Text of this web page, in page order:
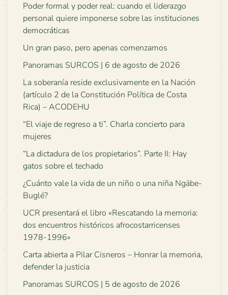
Poder formal y poder real: cuando el liderazgo
personal quiere imponerse sobre las instituciones
democráticas
Un gran paso, pero apenas comenzamos
Panoramas SURCOS | 6 de agosto de 2026
La soberanía reside exclusivamente en la Nación
(artículo 2 de la Constitución Política de Costa
Rica) – ACODEHU
“El viaje de regreso a ti”. Charla concierto para
mujeres
“La dictadura de los propietarios”. Parte II: Hay
gatos sobre el techado
¿Cuánto vale la vida de un niño o una niña Ngäbe-
Buglé?
UCR presentará el libro «Rescatando la memoria:
dos encuentros históricos afrocostarricenses
1978-1996»
Carta abierta a Pilar Cisneros – Honrar la memoria,
defender la justicia
Panoramas SURCOS | 5 de agosto de 2026